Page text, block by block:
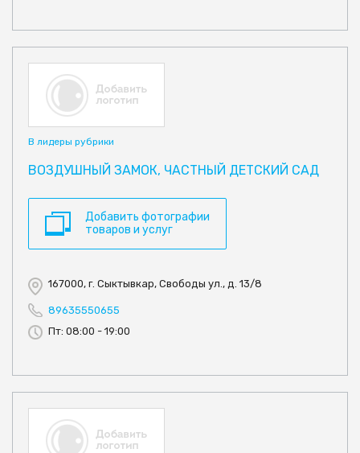
В лидеры рубрики
ВОЗДУШНЫЙ ЗАМОК, ЧАСТНЫЙ ДЕТСКИЙ САД
Добавить фотографии
товаров и услуг
167000, г. Сыктывкар, Свободы ул., д. 13/8
89635550655
Пт: 08:00 - 19:00